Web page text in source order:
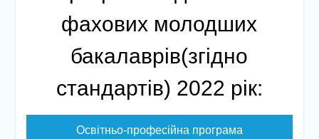
фахових молодших
бакалаврів(згідно
стандартів) 2022 рік:
Освітньо-професійна програма